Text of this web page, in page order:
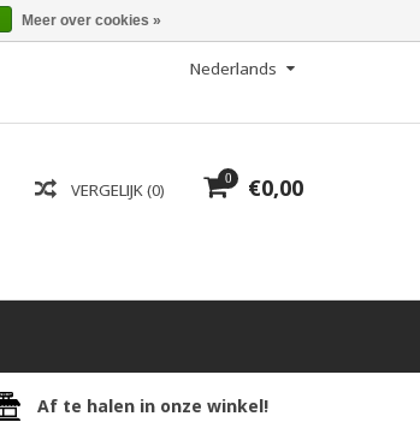
Nederlands
0 €0,00
VERGELIJK (0)
Af te halen in onze winkel!
Meer over cookies »